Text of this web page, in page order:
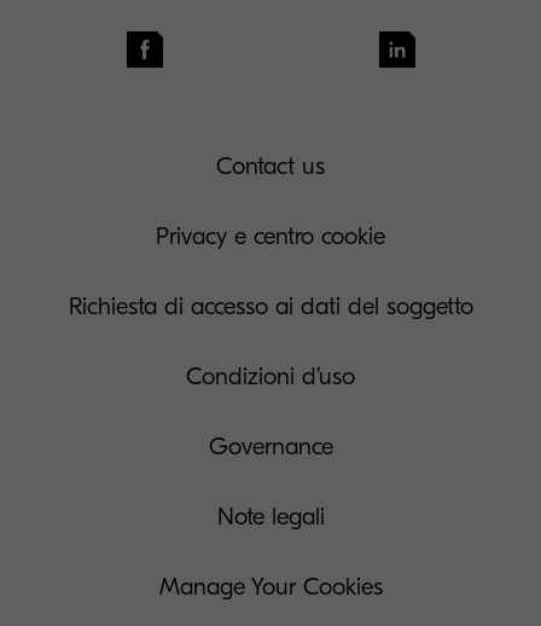
Contact us
Privacy e centro cookie
Richiesta di accesso ai dati del soggetto
Condizioni d’uso
Governance
Note legali
Manage Your Cookies